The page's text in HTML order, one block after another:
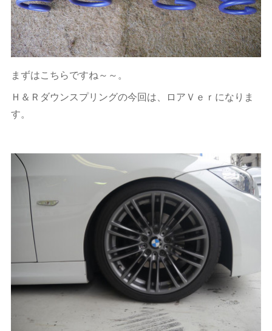
まずはこちらですね～～。
Ｈ＆Ｒダウンスプリングの今回は、ロアＶｅｒになりま
す。